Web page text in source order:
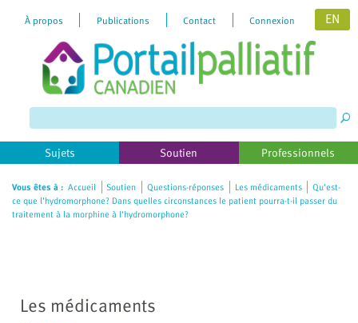
website
includes
an
accessibility
system.
À propos Publications Contact Connexion EN
Sujets Soutien Professionnels
Vous êtes à : Accueil Soutien Questions-réponses Les médicaments
Qu’est-
ce que l’hydromorphone? Dans quelles circonstances le patient pourra-t-il passer du
traitement à la morphine à l’hydromorphone?
Les médicaments